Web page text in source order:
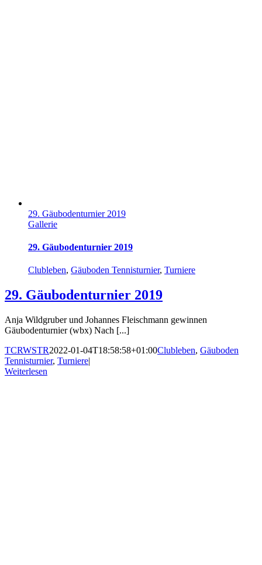
29. Gäubodenturnier 2019
Gallerie
29. Gäubodenturnier 2019
Clubleben, Gäuboden Tennisturnier, Turniere
29. Gäubodenturnier 2019
Anja Wildgruber und Johannes Fleischmann gewinnen
Gäubodenturnier (wbx) Nach [...]
TCRWSTR2022-01-04T18:58:58+01:00Clubleben, Gäuboden
Tennisturnier, Turniere|
Weiterlesen